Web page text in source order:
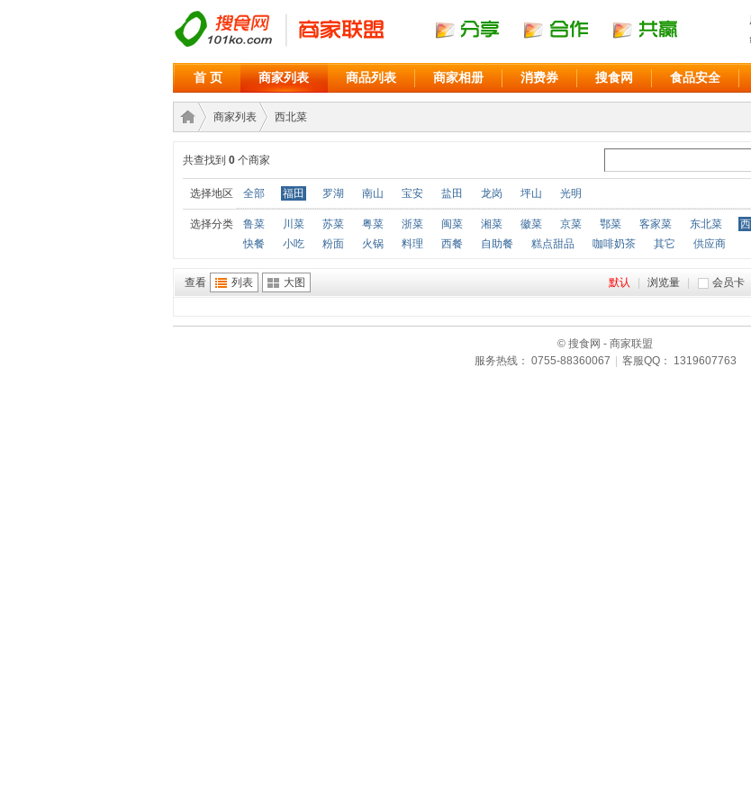
首 页 商家列表 商品列表 商家相册 消费券 搜食网 食品安全
商家›
商家列表
›
西北菜
共查找到 0 个商家
选择地区 全部 福田 罗湖 南山 宝安 盐田 龙岗 坪山 光明
选择分类 鲁菜 川菜 苏菜 粤菜 浙菜 闽菜 湘菜 徽菜 京菜 鄂菜 客家菜 东北菜
快餐
小吃 粉面 火锅 料理 西餐 自助餐 糕点甜品 咖啡奶茶 其它 供应商
查看 列表 大图 会员卡
默认 浏览量
© 搜食网 - 商家联盟
服务热线： 0755-88360067
客服QQ： 1319607763